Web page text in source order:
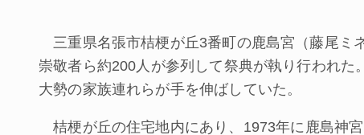
三重県名張市桔梗が丘3番町の鹿島宮（藤尾ミ
崇敬者ら約200人が参列して祭典が執り行われ
大勢の家族連れらが手を伸ばしていた。
桔梗が丘の住宅地内にあり、1973年に鹿島神